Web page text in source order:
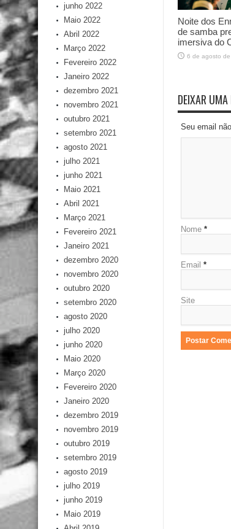
Noite dos
de samba
imersiva do
6 de agosto
DEIXAR
Seu email
Nome *
Email *
Site
junho 2022
Maio 2022
Abril 2022
Março 2022
Fevereiro 2022
Janeiro 2022
dezembro 2021
novembro 2021
outubro 2021
setembro 2021
agosto 2021
julho 2021
junho 2021
Maio 2021
Abril 2021
Março 2021
Fevereiro 2021
Janeiro 2021
dezembro 2020
novembro 2020
outubro 2020
setembro 2020
agosto 2020
julho 2020
junho 2020
Maio 2020
Março 2020
Fevereiro 2020
Janeiro 2020
dezembro 2019
novembro 2019
outubro 2019
setembro 2019
agosto 2019
julho 2019
junho 2019
Maio 2019